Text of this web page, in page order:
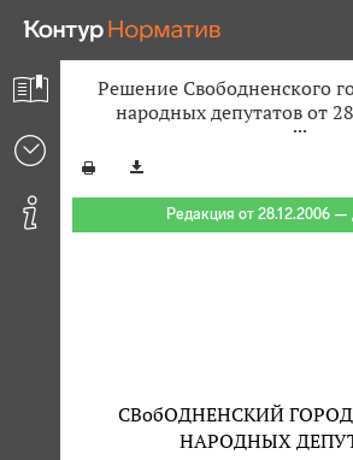
Решение Свободненского
народных депутатов от
Редакция от 28.12.2006 —
СВобОДНЕНСКИЙ
НАРОДНЫХ